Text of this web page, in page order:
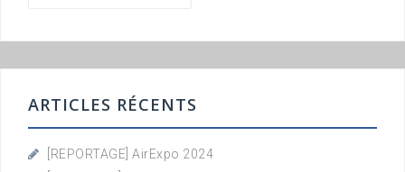
ARTICLES RÉCENTS
[REPORTAGE] AirExpo 2024